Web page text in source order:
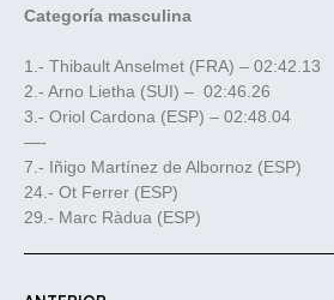
Categoría masculina
1.- Thibault Anselmet (FRA) – 02:42.13
2.- Arno Lietha (SUI) – 02:46.26
3.- Oriol Cardona (ESP) – 02:48.04
—-
7.- Iñigo Martínez de Albornoz (ESP)
24.- Ot Ferrer (ESP)
29.- Marc Ràdua (ESP)